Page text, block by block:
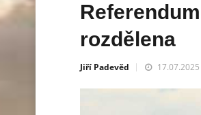
rozdělena
Jiří Padevěd 17.07.2025